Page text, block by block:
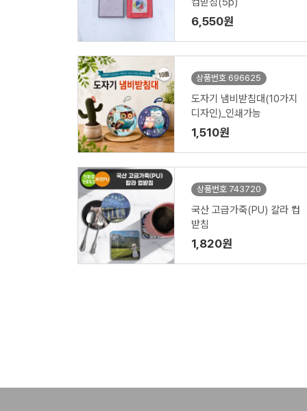
6,550원
상품번호 696625
도자기 냄비받침대(10가지
디자인)_인쇄가능
1,510원
상품번호 743720
국산 고급가죽(PU) 칼라 컵
받침
1,820원